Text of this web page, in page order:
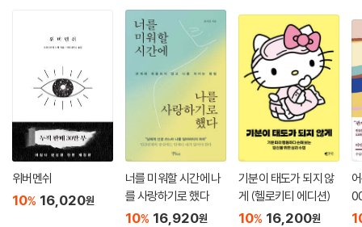
위버멘쉬
10% 16,020원
너를 미워할 시간에 나
를 사랑하기로 했다
10% 16,920원
기분이 태도가 되지 않
게 (헬로키티 에디션)
10% 16,200원